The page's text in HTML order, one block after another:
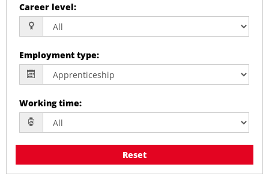
Career level:
Employment type:
Working time:
Reset